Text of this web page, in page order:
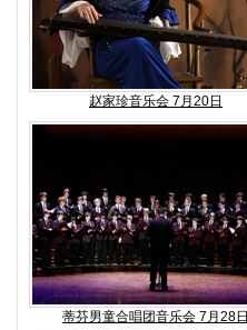
赵家珍音乐会 7月20日
蒂芬男童合唱团音乐会 7月28日